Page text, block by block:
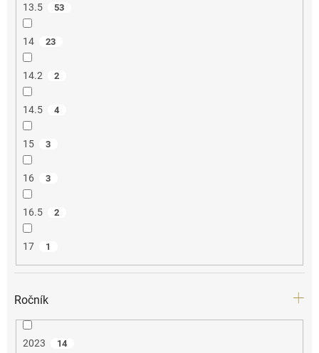
13.5 53
14 23
14.2 2
14.5 4
15 3
16 3
16.5 2
17 1
Ročník
2023 14